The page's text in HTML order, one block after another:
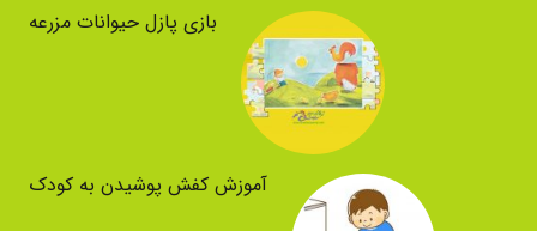
بازی پازل حیوانات مزرعه
آموزش کفش پوشیدن به کودک